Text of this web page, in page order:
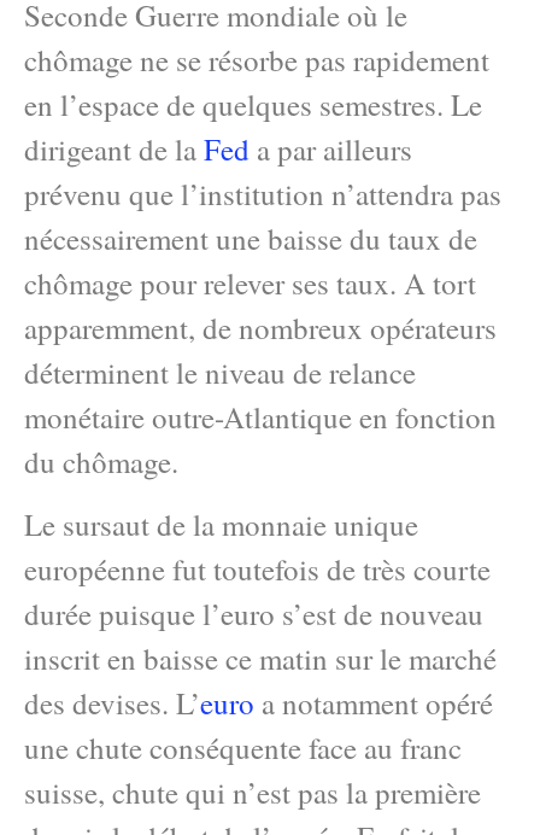
Seconde Guerre mondiale où le
chômage ne se résorbe pas rapidement
en l’espace de quelques semestres. Le
dirigeant de laFed a par ailleurs
prévenu que l’institution n’attendra pas
nécessairement une baisse du taux de
chômage pour relever ses taux. A tort
apparemment, de nombreux opérateurs
déterminent le niveau de relance
monétaire outre-Atlantique en fonction
du chômage.
Le sursaut de la monnaie unique
européenne fut toutefois de très courte
durée puisque l’euro s’est de nouveau
inscrit en baisse ce matin sur le marché
des devises. L’euro a notamment opéré
une chute conséquente face au franc
suisse, chute qui n’est pas la première